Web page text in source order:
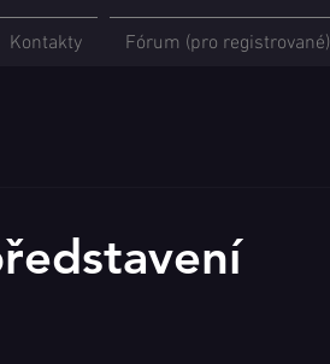
Kontakty Fórum (pro registrované)